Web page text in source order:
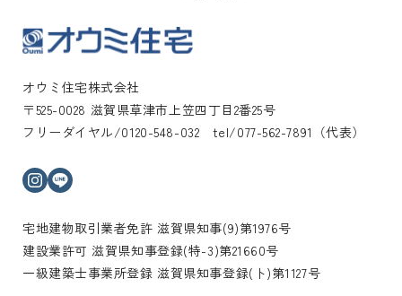
オウミ住宅株式会社
〒525-0028 滋賀県草津市上笠四丁目2番25号
フリーダイヤル/0120-548-032 tel/077-562-7891（代表）
インスタグラム
宅地建物取引業者免許 滋賀県知事(9)第1976号
建設業許可 滋賀県知事登録(特-3)第21660号
一級建築士事業所登録 滋賀県知事登録(ト)第1127号